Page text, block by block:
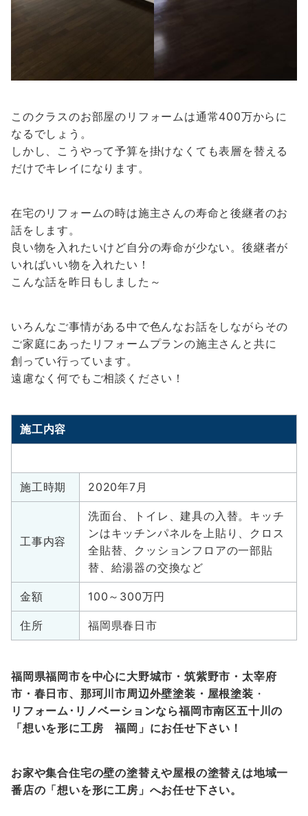
このクラスのお部屋のリフォームは通常400万からに
なるでしょう。
しかし、こうやって予算を掛けなくても表層を替える
だけでキレイになります。
在宅のリフォームの時は施主さんの寿命と後継者のお
話をします。
良い物を入れたいけど自分の寿命が少ない。後継者が
いればいい物を入れたい！
こんな話を昨日もしました～
いろんなご事情がある中で色んなお話をしながらその
ご家庭にあったリフォームプランの施主さんと共に
創ってい行っています。
遠慮なく何でもご相談ください！
施工内容
施工時期 2020年7月
工事内容
洗面台、トイレ、建具の入替。キッチ
ンはキッチンパネルを上貼り、クロス
全貼替、クッションフロアの一部貼
替、給湯器の交換など
金額 100～300万円
住所 福岡県春日市
福岡県福岡市を中心に大野城市・筑紫野市・太宰府
市・春日市、那珂川市周辺外壁塗装・屋根塗装 ・
リフォーム ･ リノベーションなら福岡市南区五十川の
「想いを形に工房 福岡」にお任せ下さい！
お家や集合住宅の壁の塗替えや屋根の塗替えは地域一
番店の「想いを形に工房」へお任せ下さい。